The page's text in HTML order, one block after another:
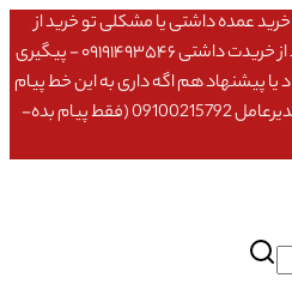
عمده داشتی یا مشکلی تو خرید از
سایت ۰۹۱۰۹۸۰۸۵۶۵- مشکلی بعد از خریدت داشتی ۰۹۱۹۱۴۹۳۵۴۶ - پیگیری
۰۹۹۲۴۰۰۹۵۲۵ - انتقاد یا پیشنهاد هم اگه داری به این خط پیام
بده مستقیم میره تو صندوق پیام مدیرعامل 09100215792 (فقط پیام بده-